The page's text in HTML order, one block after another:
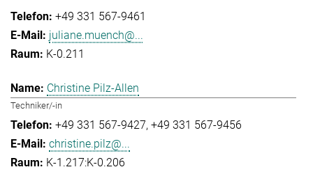
+49 331 567-9461
juliane.muench@...
K-0.211
Christine Pilz-Allen
Techniker/-in
+49 331 567-9427 +49 331 567-9456
christine.pilz@...
K-1.217:K-0.206